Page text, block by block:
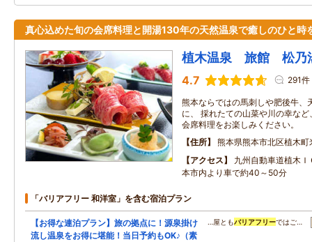
真心込めた旬の会席料理と開湯130年の天然温泉で癒しのひと時
植木温泉 旅館 松乃
4.7 291件
熊本ならではの馬刺しや肥後牛、
に、 採れたての山菜や川の幸な
会席料理をお楽しみください。
住所
熊本県熊本市北区植木
アクセス
九州自動車道植木
本市内より車で約40～50分
「バリアフリー 和洋室」を含む宿泊プラン
【お得な連泊プラン】旅の拠点に！源泉掛け
流し温泉をお得に堪能！当日予約もOK♪（素
…屋ともバリアフリーではご…